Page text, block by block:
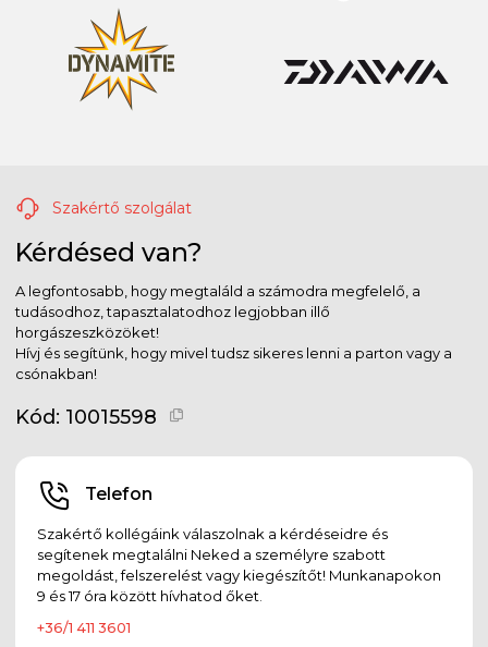
Szakértő szolgálat
Kérdésed van?
A legfontosabb, hogy megtaláld a számodra megfelelő, a
tudásodhoz, tapasztalatodhoz legjobban illő
horgászeszközöket!
Hívj és segítünk, hogy mivel tudsz sikeres lenni a parton vagy a
csónakban!
Kód: 10015598
Telefon
Szakértő kollégáink válaszolnak a kérdéseidre és
segítenek megtalálni Neked a személyre szabott
megoldást, felszerelést vagy kiegészítőt! Munkanapokon
9 és 17 óra között hívhatod őket.
+36/1 411 3601